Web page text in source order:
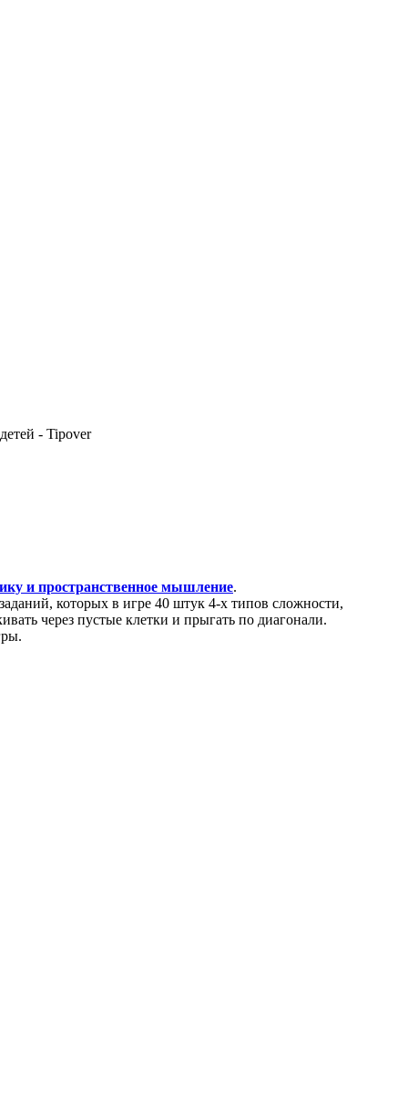
- Tipover
и пространственное мышление.
которых в игре 40 штук 4-х типов сложности,
через пустые клетки и прыгать по диагонали.